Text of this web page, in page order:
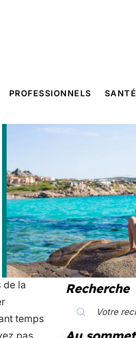
PROFESSIONNELS SANTÉ
de la
temps
Recherche